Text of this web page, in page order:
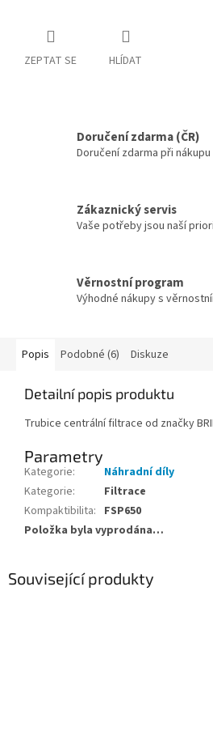
ZEPTAT SE HLÍDAT
Doručení zdarma (ČR)
Doručení zdarma při nákupu
Zákaznický servis
Vaše potřeby jsou naší
Věrnostní program
Výhodné nákupy s
Popis Podobné (6) Diskuze
Detailní popis produktu
Trubice centrální filtrace od značky
Parametry
Kategorie:
Náhradní díly
Kategorie:
Filtrace
Kompaktibilita: FSP650
Položka byla vyprodána…
Související produkty